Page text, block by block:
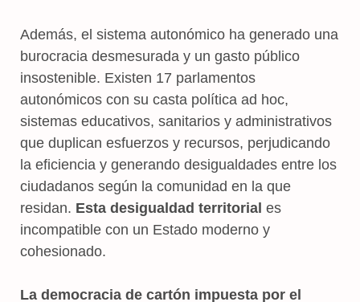
Además, el sistema autonómico ha generado una
burocracia desmesurada y un gasto público
insostenible. Existen 17 parlamentos
autonómicos con su casta política ad hoc,
sistemas educativos, sanitarios y administrativos
que duplican esfuerzos y recursos, perjudicando
la eficiencia y generando desigualdades entre los
ciudadanos según la comunidad en la que
residan. Esta desigualdad territorial es
incompatible con un Estado moderno y
cohesionado.
La democracia de cartón impuesta por el